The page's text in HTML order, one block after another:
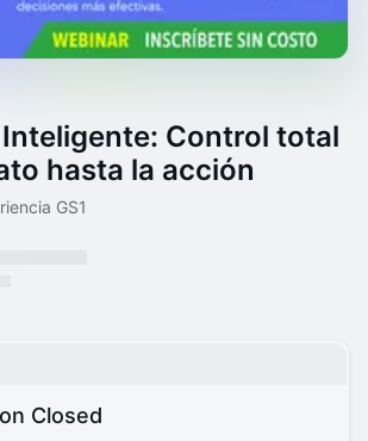
Control total
hasta la acción
GS1
Closed